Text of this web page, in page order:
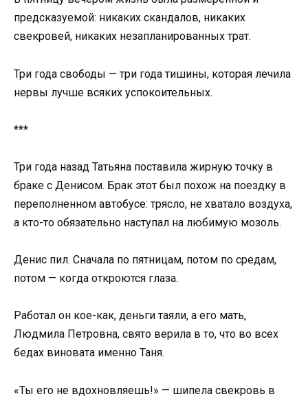
предсказуемой: никаких скандалов, никаких
свекровей, никаких незапланированных трат.
Три года свободы — три года тишины, которая лечила
нервы лучше всяких успокоительных.
***
Три года назад Татьяна поставила жирную точку в
браке с Денисом. Брак этот был похож на поездку в
переполненном автобусе: трясло, не хватало воздуха,
а кто-то обязательно наступал на любимую мозоль.
Денис пил. Сначала по пятницам, потом по средам,
потом — когда откроются глаза.
Работал он кое-как, деньги таяли, а его мать,
Людмила Петровна, свято верила в то, что во всех
бедах виновата именно Таня.
«Ты его не вдохновляешь!» — шипела свекровь в